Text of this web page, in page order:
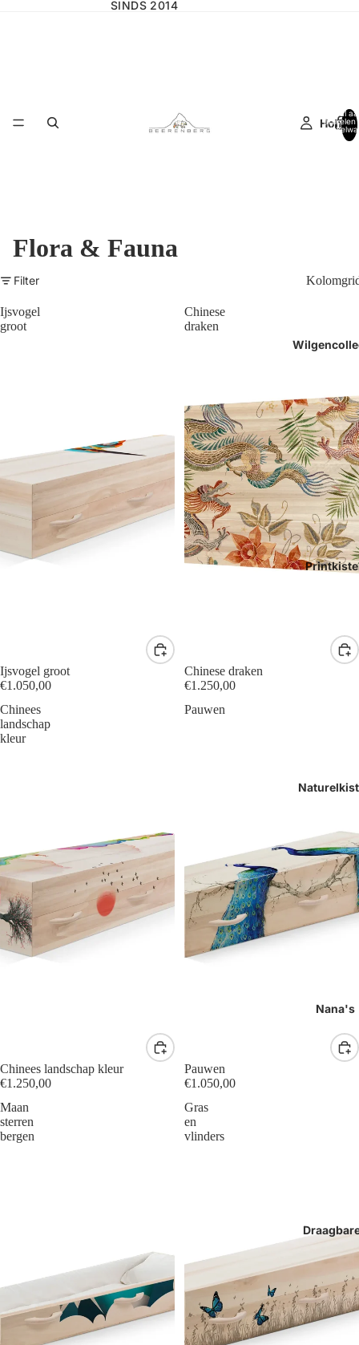
SINDS 2014
Home
Nana's
Totaal
artikelen
Flora & Fauna
Filter
Ijsvogel
groot
Ijsvogel groot
€1.050,00
Chinese
draken
Chinese draken
€1.250,00
Chinees
landschap
kleur
Chinees landschap kleur
€1.250,00
Pauwen
Pauwen
€1.050,00
Maan
sterren
bergen
Gras
en
vlinders